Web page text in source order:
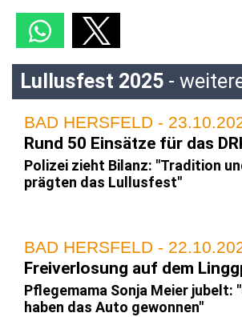
Lullusfest 2025 -
BAD HERSFELD -
Rund 50 Einsätze für das
Polizei zieht Bilanz: "Tradition
prägten das Lullusfest"
BAD HERSFELD -
Freiverlosung auf dem
Pflegemama Sonja Meier jubelt:
haben das Auto gewonnen"